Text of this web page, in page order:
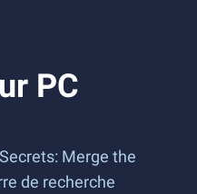
PC
Merge the
de recherche